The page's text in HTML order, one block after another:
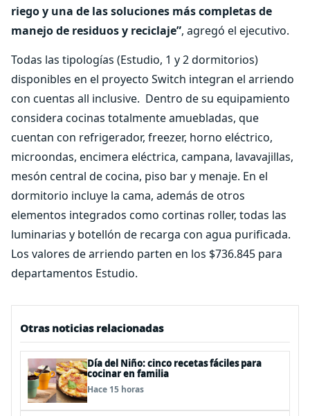
riego y una de las soluciones más completas de
manejo de residuos y reciclaje”, agregó el ejecutivo.
Todas las tipologías (Estudio, 1 y 2 dormitorios)
disponibles en el proyecto Switch integran el arriendo
con cuentas all inclusive. Dentro de su equipamiento
considera cocinas totalmente amuebladas, que
cuentan con refrigerador, freezer, horno eléctrico,
microondas, encimera eléctrica, campana, lavavajillas,
mesón central de cocina, piso bar y menaje. En el
dormitorio incluye la cama, además de otros
elementos integrados como cortinas roller, todas las
luminarias y botellón de recarga con agua purificada.
Los valores de arriendo parten en los $736.845 para
departamentos Estudio.
Otras noticias relacionadas
Día del Niño: cinco recetas fáciles para
cocinar en familia
Hace 15 horas